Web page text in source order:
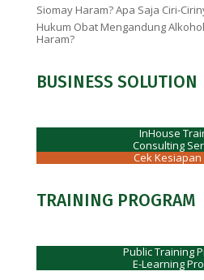
Siomay Haram? Apa Saja Ciri-
Hukum Obat Mengandung
Haram?
BUSINESS SOLUTION
InHouse
Consulting
Cek Kesiapan
TRAINING PROGRAM
Public Training
E-Learning